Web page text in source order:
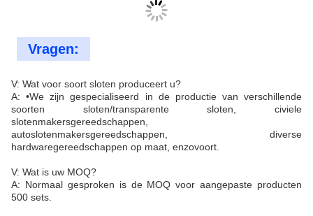
Vragen:
V: Wat voor soort sloten produceert u?
A: •We zijn gespecialiseerd in de productie van verschillende
soorten sloten/transparente sloten, civiele
slotenmakersgereedschappen,
autoslotenmakersgereedschappen, diverse
hardwaregereedschappen op maat, enzovoort.
V: Wat is uw MOQ?
A: Normaal gesproken is de MOQ voor aangepaste producten
500 sets.